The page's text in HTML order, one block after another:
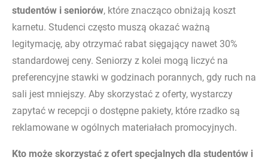
studentów i seniorów, które znacząco obniżają koszt
karnetu. Studenci często muszą okazać ważną
legitymację, aby otrzymać rabat sięgający nawet 30%
standardowej ceny. Seniorzy z kolei mogą liczyć na
preferencyjne stawki w godzinach porannych, gdy ruch na
sali jest mniejszy. Aby skorzystać z oferty, wystarczy
zapytać w recepcji o dostępne pakiety, które rzadko są
reklamowane w ogólnych materiałach promocyjnych.
Kto może skorzystać z ofert specjalnych dla studentów i